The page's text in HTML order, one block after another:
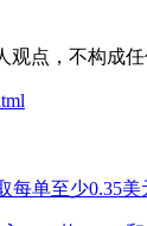
点，不构成任
每单至少0.35